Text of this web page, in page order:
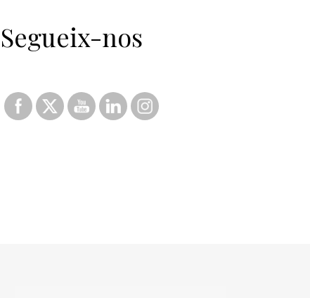
Segueix-nos